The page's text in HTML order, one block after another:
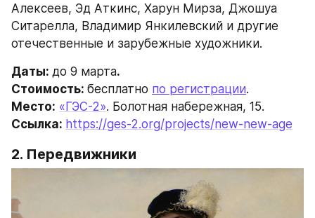
Алексеев, Эд Аткинс, Харун Мирза, Джошуа
Ситарелла, Владимир Янкилевский и другие
отечественные и зарубежные художники.
Даты: до 9 марта.
Стоимость: бесплатно по регистрации.
Место: «ГЭС-2». Болотная набережная, 15.
Ссылка: https://ges-2.org/projects/new-new-age
2. Передвижники